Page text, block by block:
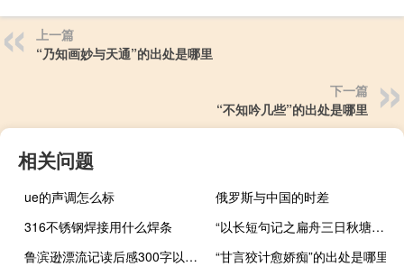
上一篇
“乃知画妙与天通”的出处是哪里
下一篇
“不知吟几些”的出处是哪里
相关问题
ue的声调怎么标
俄罗斯与中国的时差
316不锈钢焊接用什么焊条
“以长短句记之扁舟三日秋塘路”的出处是哪里
鲁滨逊漂流记读后感300字以内（鲁滨逊漂流记读后感 300字）
“甘言狡计愈娇痴”的出处是哪里